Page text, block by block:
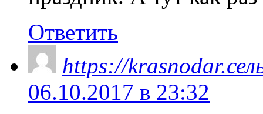
Ответить
https://
06.10.2017 в 23:32